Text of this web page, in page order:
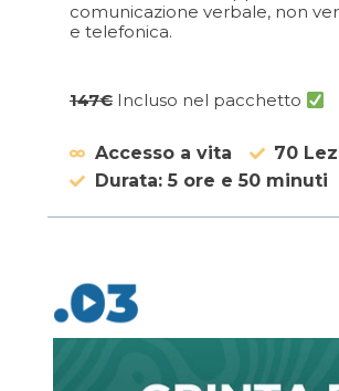
comunicazione verbale, non
e telefonica.
147€ Incluso nel pacchetto
Accesso a vita
70
Durata: 5 ore e 50 minuti